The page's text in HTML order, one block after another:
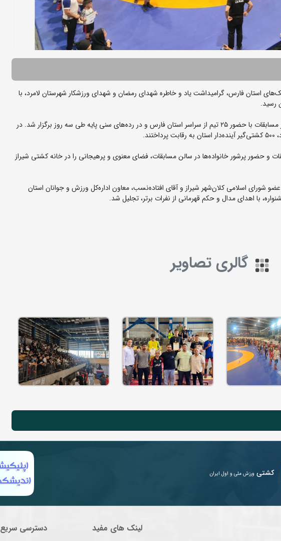
استان فارس، گرامیداشت یاد و خاطره شهدای رمضان و شهدای ورزشکار شهرستان لامرد، با
به گزارش روابط عمومی فدراسیون کشتی، این دوره از مسابقات با حضور ۲۵ تیم از سراسر استان فارس و در رده‌های سنی پایه طی سه روز برگزار شد. در
و حضور پرشور خانواده‌ها در سالن مسابقات، فضای معنوی و پرهیجانی را در خانه کشتی شیراز
شورای اسلامی کلان‌شهر شیراز و آقای افتاده‌نسب، معاون اداره‌کل ورزش و جوانان استان
با اهدای مدال و حکم قهرمانی از نفرات برتر، تجلیل شد.
گالری تصاویر
کشتی ورزش ملی و اول ایران
لینک های مفید دسترسی سریع